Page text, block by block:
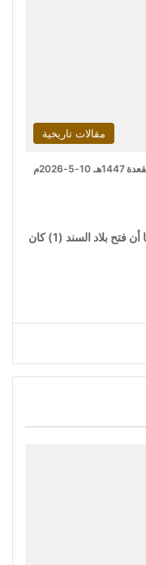
مقالات تاريخية
بقلم/ د. زين العابدين كامل سيد ذكرنا سابقًا أن فتح بلاد السند (1) كان